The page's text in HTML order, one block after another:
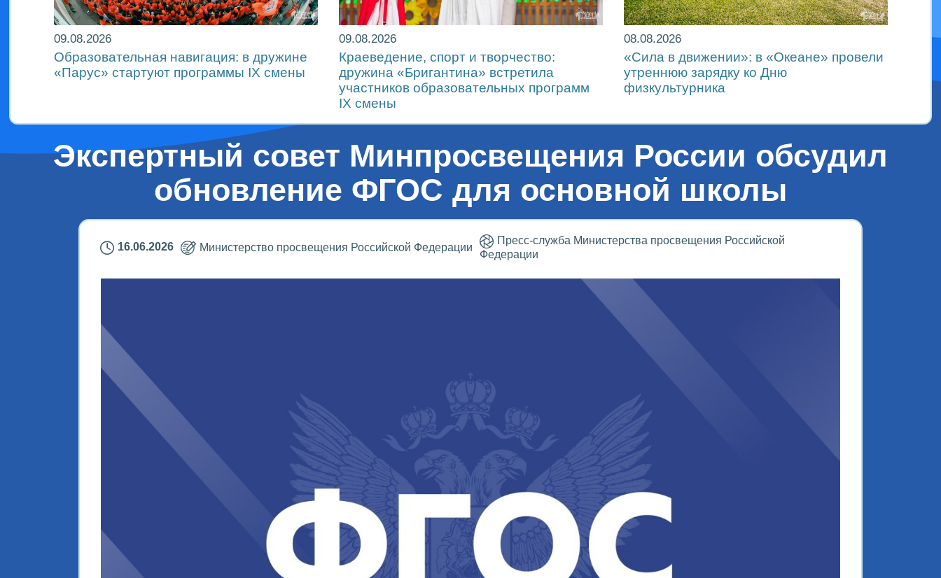
09.08.2026
Образовательная навигация: в дружине
«Парус» стартуют программы IX смены
09.08.2026
Краеведение, спорт и творчество:
дружина «Бригантина» встретила
участников образовательных программ
IX смены
08.08.2026
«Сила в движении»: в «Океане» провели
утреннюю зарядку ко Дню
физкультурника
Экспертный совет Минпросвещения России обсудил
обновление ФГОС для основной школы
16.06.2026 Министерство просвещения Российской Федерации
Пресс-служба Министерства просвещения Российской
Федерации